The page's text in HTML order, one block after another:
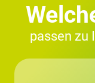
passen zu